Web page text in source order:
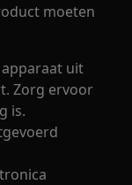
moeten
uit
Zorg ervoor
is.